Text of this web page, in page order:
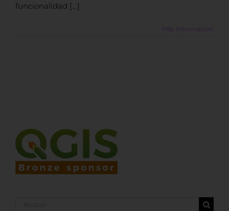
funcionalidad […]
Más información